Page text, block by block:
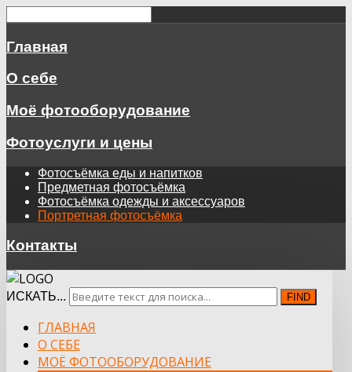
Главная
О себе
Моё фотооборудование
Фотоуслуги и цены
Фотосъёмка еды и напитков
Предметная фотосъёмка
Фотосъёмка одежды и аксессуаров
Портретная фотосъёмка
Контакты
ИСКАТЬ... FIND
ГЛАВНАЯ
О СЕБЕ
МОЁ ФОТООБОРУДОВАНИЕ